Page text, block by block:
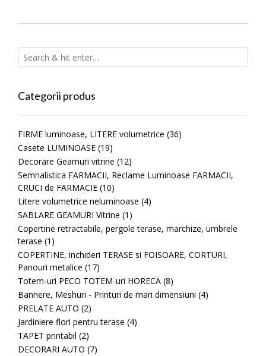
Categorii produs
FIRME luminoase, LITERE volumetrice (36)
Casete LUMINOASE (19)
Decorare Geamuri vitrine (12)
Semnalistica FARMACII, Reclame Luminoase FARMACII,
CRUCI de FARMACIE (10)
Litere volumetrice neluminoase (4)
SABLARE GEAMURI Vitrine (1)
Copertine retractabile, pergole terase, marchize, umbrele
terase (1)
COPERTINE, inchideri TERASE si FOISOARE, CORTURI,
Panouri metalice (17)
Totem-uri PECO TOTEM-uri HORECA (8)
Bannere, Meshuri - Printuri de mari dimensiuni (4)
PRELATE AUTO (2)
Jardiniere flori pentru terase (4)
TAPET printabil (2)
DECORARI AUTO (7)